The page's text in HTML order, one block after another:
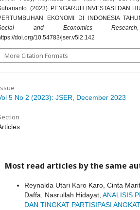
(2023). PENGARUH INVESTASI DAN
EKONOMI DI INDONESIA
and Economics Research
doi.org/10.54783/jser.v5i2.142
More Citation Formats
5 No 2 (2023): JSER, December 2023
Most read articles by the same
Reynalda Utari Karo Karo, Cinta
Daffa, Nasrullah Hidayat, ANALISIS
DAN TINGKAT PARTISIPASI